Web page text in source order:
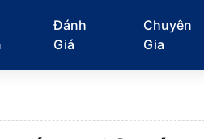
Đánh
Giá
Chuyên
Gia